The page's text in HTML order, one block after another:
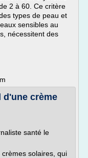
2 à 60. Ce critère
types de peau et
sensibles au
nécessitent des
d'une crème
santé le
solaires, qui